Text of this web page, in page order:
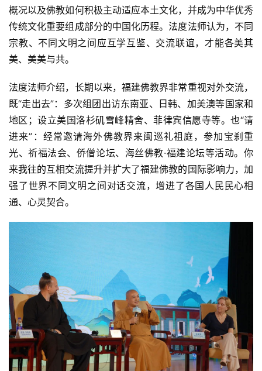
资
讯
高
僧
访
谈
心
概况以及佛教如何积极主动适应本土文化，并成为中华优秀
传统文化重要组成部分的中国化历程。法度法师认为，不同
宗教、不同文明之间应互学互鉴、交流联谊，才能各美其
美、美美与共。
法度法师介绍，长期以来，福建佛教界非常重视对外交流，
既“走出去”：多次组团出访东南亚、日韩、加美澳等国家和
地区；设立美国洛杉矶雪峰精舍、菲律宾信愿寺等。也“请
进来”：经常邀请海外佛教界来闽巡礼祖庭，参加宝刹重
光、祈福法会、侨僧论坛、海丝佛教·福建论坛等活动。你
来我往的互相交流提升并扩大了福建佛教的国际影响力，加
强了世界不同文明之间对话交流，增进了各国人民民心相
通、心灵契合。